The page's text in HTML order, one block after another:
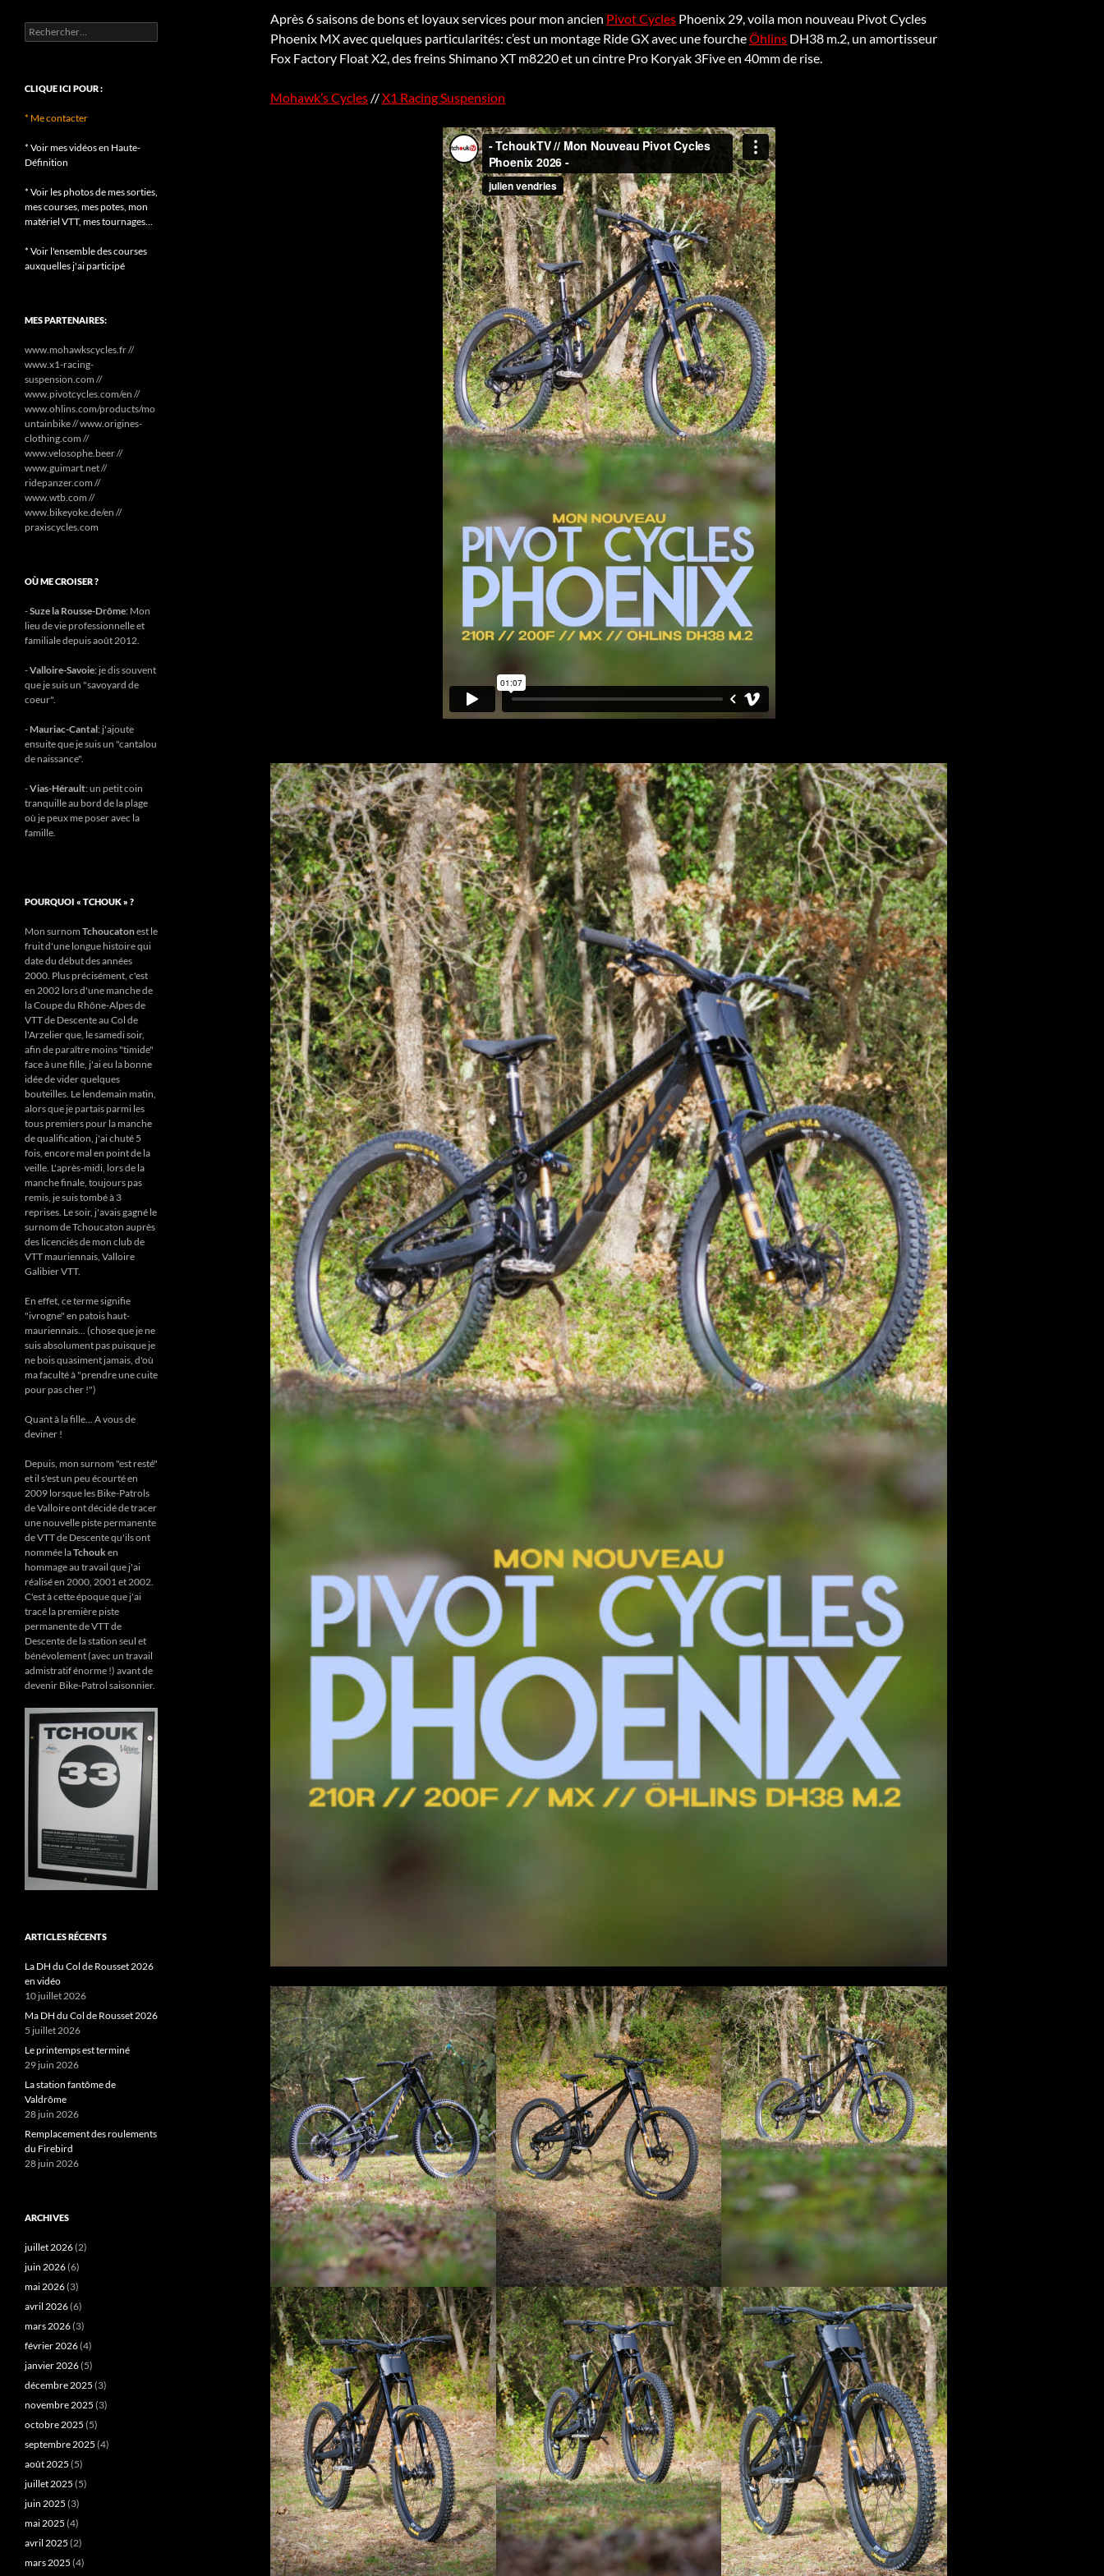
Après 6 saisons de bons et loyaux services pour mon ancien Pivot Cycles Phoenix 29, voila mon nouveau Pivot Cycles
Phoenix MX avec quelques particularités: c’est un montage Ride GX avec une fourcheÖhlins DH38 m.2, un amortisseur
Fox Factory Float X2, des freins Shimano XT m8220 et un cintre Pro Koryak 3Five en 40mm de rise.
Mohawk’s Cycles //X1 Racing Suspension
Rechercher :
CLIQUE ICI POUR :
* Me contacter
* Voir mes vidéos en Haute-
Définition
* Voir les photos de mes sorties,
mes courses, mes potes, mon
matériel VTT, mes tournages...
* Voir l'ensemble des courses
auxquelles j'ai participé
MES PARTENAIRES:
www.mohawkscycles.fr //
www.x1-racing-
suspension.com //
www.pivotcycles.com/en //
www.ohlins.com/products/mo
untainbike // www.origines-
clothing.com //
www.velosophe.beer //
www.guimart.net //
ridepanzer.com //
www.wtb.com //
www.bikeyoke.de/en //
praxiscycles.com
OÙ ME CROISER ?
-Suze la Rousse-Drôme: Mon
lieu de vie professionnelle et
familiale depuis août 2012.
-Valloire-Savoie: je dis souvent
que je suis un "savoyard de
coeur".
- Mauriac-Cantal: j'ajoute
ensuite que je suis un "cantalou
de naissance".
-Vias-Hérault: un petit coin
tranquille au bord de la plage
où je peux me poser avec la
famille.
POURQUOI « TCHOUK » ?
Mon surnom Tchoucatonest le
fruit d'une longue histoire qui
date du début des années
2000. Plus précisément, c'est
en 2002 lors d'une manche de
la Coupe du Rhône-Alpes de
VTT de Descente au Col de
l'Arzelier que, le samedi soir,
afin de paraître moins "timide"
face à une fille, j'ai eu la bonne
idée de vider quelques
bouteilles. Le lendemain matin,
alors que je partais parmi les
tous premiers pour la manche
de qualification, j'ai chuté 5
fois, encore mal en point de la
veille. L'après-midi, lors de la
manche finale, toujours pas
remis, je suis tombé à 3
reprises. Le soir, j'avais gagné le
surnom de Tchoucaton auprès
des licenciés de mon club de
VTT mauriennais, Valloire
Galibier VTT.
En effet, ce terme signifie
"ivrogne" en patois haut-
mauriennais... (chose que je ne
suis absolument pas puisque je
ne bois quasiment jamais, d'où
ma faculté à "prendre une cuite
pour pas cher !")
Quant à la fille... A vous de
deviner !
Depuis, mon surnom "est resté"
et il s'est un peu écourté en
2009 lorsque les Bike-Patrols
de Valloire ont décidé de tracer
une nouvelle piste permanente
de VTT de Descente qu'ils ont
nommée laTchouken
hommage au travail que j'ai
réalisé en 2000, 2001 et 2002.
C'est à cette époque que j'ai
tracé la première piste
permanente de VTT de
Descente de la station seul et
bénévolement (avec un travail
admistratif énorme !) avant de
devenir Bike-Patrol saisonnier.
ARTICLES RÉCENTS
La DH du Col de Rousset 2026
en vidéo
10 juillet 2026
Ma DH du Col de Rousset 2026
5 juillet 2026
Le printemps est terminé
29 juin 2026
La station fantôme de
Valdrôme
28 juin 2026
Remplacement des roulements
du Firebird
28 juin 2026
ARCHIVES
juillet 2026(2)
juin 2026(6)
mai 2026(3)
avril 2026(6)
mars 2026(3)
février 2026(4)
janvier 2026(5)
décembre 2025 (3)
novembre 2025 (3)
octobre 2025 (5)
septembre 2025 (4)
août 2025 (5)
juillet 2025 (5)
juin 2025 (3)
mai 2025 (4)
avril 2025 (2)
mars 2025 (4)